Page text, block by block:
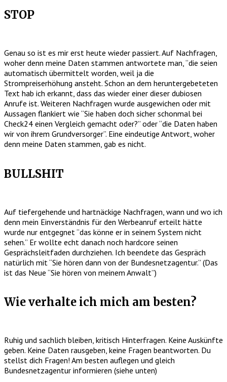
STOP
Genau so ist es mir erst heute wieder passiert. Auf Nachfragen,
woher denn meine Daten stammen antwortete man, “die seien
automatisch übermittelt worden, weil ja die
Strompreiserhöhung ansteht. Schon an dem heruntergebeteten
Text hab ich erkannt, dass das wieder einer dieser dubiosen
Anrufe ist. Weiteren Nachfragen wurde ausgewichen oder mit
Aussagen flankiert wie “Sie haben doch sicher schonmal bei
Check24 einen Vergleich gemacht oder?” oder “die Daten haben
wir von ihrem Grundversorger”. Eine eindeutige Antwort, woher
denn meine Daten stammen, gab es nicht.
BULLSHIT
Auf tiefergehende und hartnäckige Nachfragen, wann und wo ich
denn mein Einverständnis für den Werbeanruf erteilt hätte
wurde nur entgegnet “das könne er in seinem System nicht
sehen.” Er wollte echt danach noch hardcore seinen
Gesprächsleitfaden durchziehen. Ich beendete das Gespräch
natürlich mit “Sie hören dann von der Bundesnetzagentur.” (Das
ist das Neue “Sie hören von meinem Anwalt”)
Wie verhalte ich mich am besten?
Ruhig und sachlich bleiben, kritisch Hinterfragen. Keine Auskünfte
geben. Keine Daten rausgeben, keine Fragen beantworten. Du
stellst dich Fragen! Am besten auflegen und gleich
Bundesnetzagentur informieren (siehe unten)